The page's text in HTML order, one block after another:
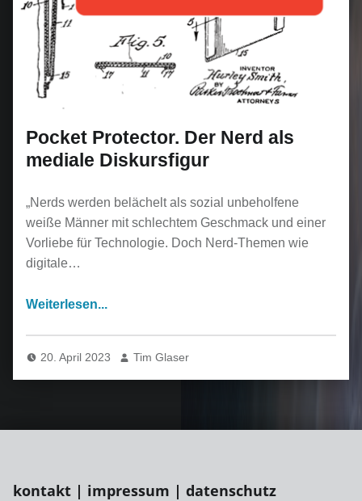
Pocket Protector. Der Nerd als
mediale Diskursfigur
„Nerds werden belächelt als sozial unbeholfene
weiße Männer mit schlechtem Geschmack und einer
Vorliebe für Technologie. Doch Nerd-Themen wie
digitale…
20. April 2023 Tim Glaser
kontakt | impressum | datenschutz